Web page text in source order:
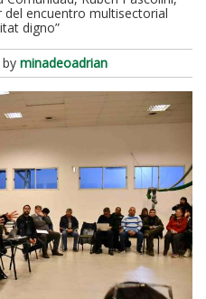
del encuentro multisectorial
digno”
by minadeoadrian